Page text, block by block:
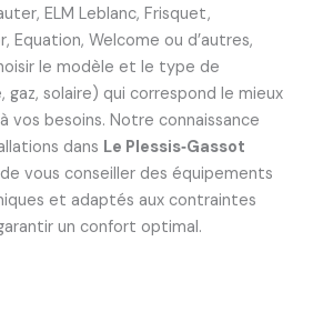
ELM Leblanc, Frisquet,
Equation, Welcome ou d’autres,
le modèle et le type de
gaz, solaire) qui correspond le mieux
besoins. Notre connaissance
dans Le Plessis‑Gassot
vous conseiller des équipements
et adaptés aux contraintes
un confort optimal.